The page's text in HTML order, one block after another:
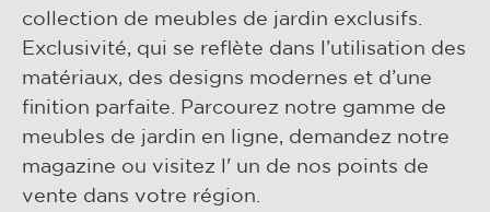
collection de meubles de jardin exclusifs.
Exclusivité, qui se reflète dans l’utilisation des
matériaux, des designs modernes et d’une
finition parfaite. Parcourez notre gamme de
meubles de jardin en ligne, demandez notre
magazine ou visitez l' un de nos points de
vente dans votre région.